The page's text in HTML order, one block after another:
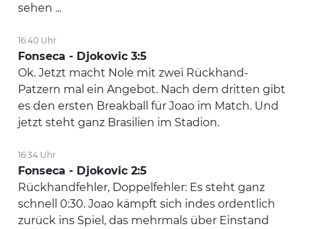
sehen ...
16:40 Uhr
Fonseca - Djokovic 3:5
Ok. Jetzt macht Nole mit zwei Rückhand-
Patzern mal ein Angebot. Nach dem dritten gibt
es den ersten Breakball für Joao im Match. Und
jetzt steht ganz Brasilien im Stadion.
16:34 Uhr
Fonseca - Djokovic 2:5
Rückhandfehler, Doppelfehler: Es steht ganz
schnell 0:30. Joao kämpft sich indes ordentlich
zurück ins Spiel, das mehrmals über Einstand